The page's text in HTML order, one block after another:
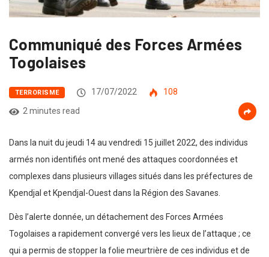
Communiqué des Forces Armées
Togolaises
TERRORISME 17/07/2022
108
2 minutes read
Dans la nuit du jeudi 14 au vendredi 15 juillet 2022, des individus
armés non identifiés ont mené des attaques coordonnées et
complexes dans plusieurs villages situés dans les préfectures de
Kpendjal et Kpendjal-Ouest dans la Région des Savanes.
Dès l’alerte donnée, un détachement des Forces Armées
Togolaises a rapidement convergé vers les lieux de l’attaque ; ce
qui a permis de stopper la folie meurtrière de ces individus et de